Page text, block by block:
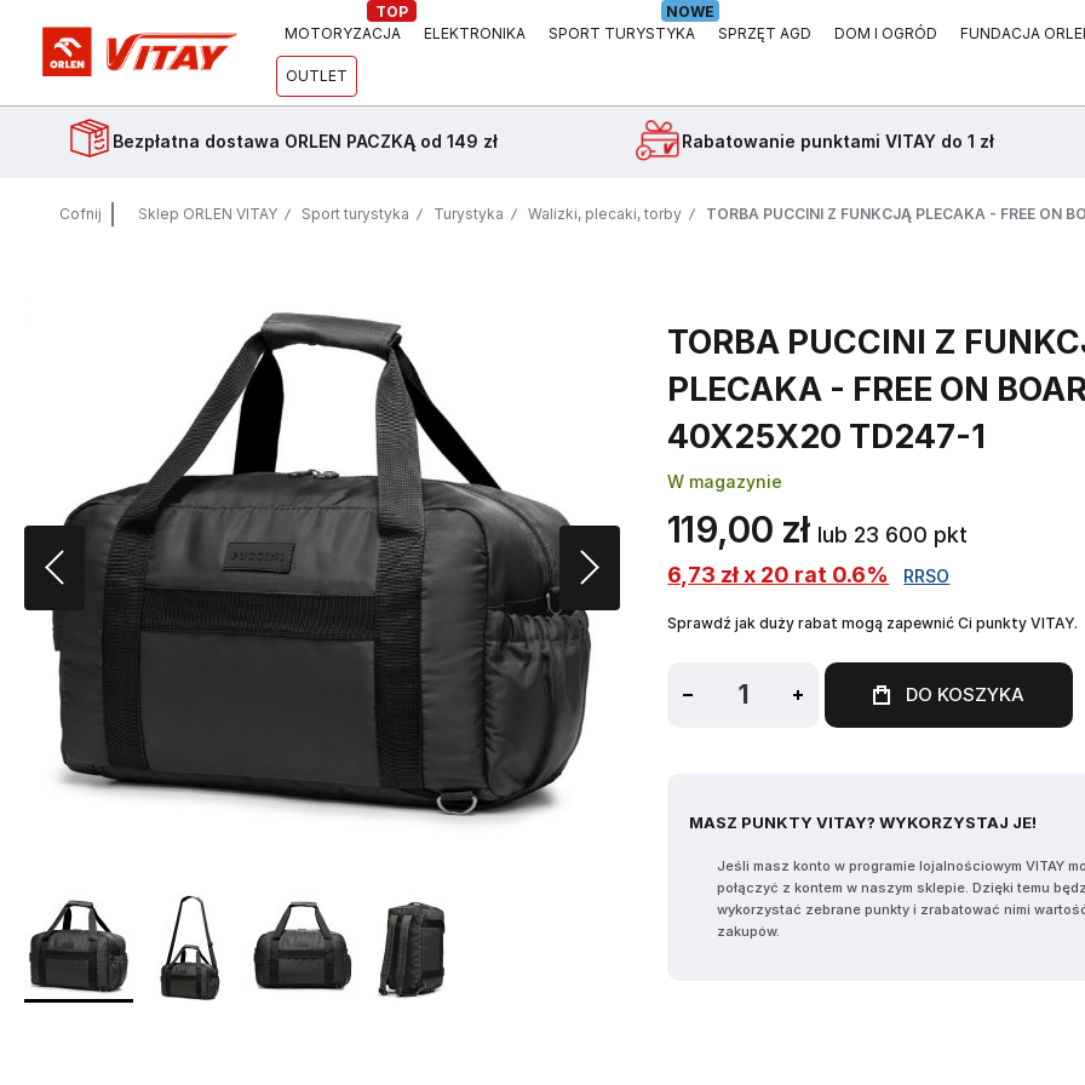
MOTORYZACJA
TOP
ELEKTRONIKA
SPORT TURYSTYKA
NOWE
SPRZĘT AGD
DOM I OGRÓD FUNDACJA
OUTLET
Bezpłatna dostawa ORLEN PACZKĄ od 149 zł Rabatowanie punktami VITAY do 1 zł
Cofnij Sklep ORLEN VITAY Sport turystyka Turystyka Walizki, plecaki, torby TORBA PUCCINI Z FUNKCJĄ PLECAKA - FREE ON
TORBA PUCCINI Z
PLECAKA - FREE ON
40X25X20 TD247-1
W magazynie
119,00 zł lub 23 600 pkt
6,73 zł x 20 rat 0.6%
RRSO
Sprawdź jak duży rabat mogą zapewnić Ci punkty VITAY.
DO KOSZYKA
MASZ PUNKTY VITAY? WYKORZYSTAJ JE!
Jeśli masz konto w programie lojalnościowym VITAY
połączyć z kontem w naszym sklepie. Dzięki temu
wykorzystać zebrane punkty i zrabatować nimi
zakupów.